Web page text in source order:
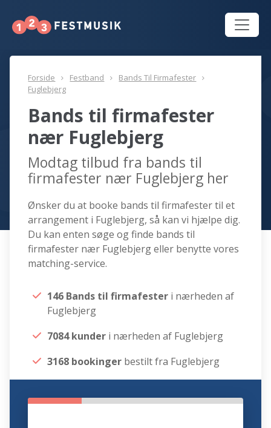
Forside Festband
Bands Til Firmafester
Fuglebjerg
Bands til firmafester
nær Fuglebjerg
Modtag tilbud fra bands til
firmafester nær Fuglebjerg her
Ønsker du at booke bands til firmafester til et
arrangement i Fuglebjerg, så kan vi hjælpe dig.
Du kan enten søge og finde bands til
firmafester nær Fuglebjerg eller benytte vores
matching-service.
146 Bands til firmafester i nærheden af
Fuglebjerg
7084 kunder i nærheden af Fuglebjerg
3168 bookinger bestilt fra Fuglebjerg